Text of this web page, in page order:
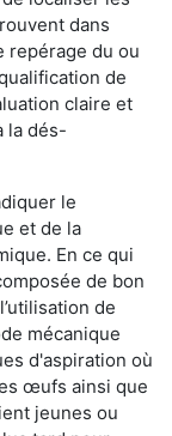
dans
repérage du ou
de
claire et
la dés-
le
et de la
En ce qui
de bon
de
mécanique
d'aspiration où
œufs ainsi que
jeunes ou